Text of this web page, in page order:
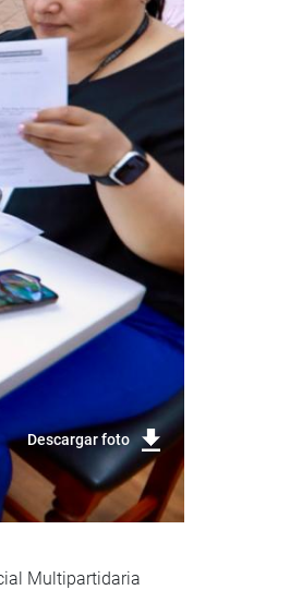
Descargar foto
Multipartidaria